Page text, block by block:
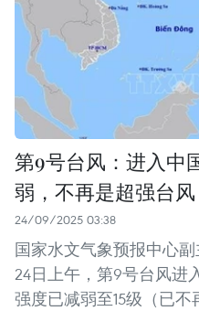
第9号台风：进入中
弱，不再是超强台风
24/09/2025 03:38
国家水文气象预报中心
24日上午，第9号台风进
强度已减弱至15级（已不